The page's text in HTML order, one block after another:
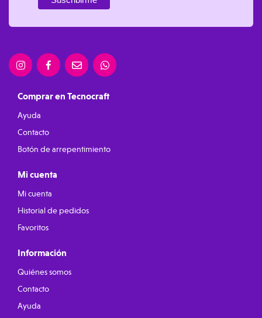
Comprar en Tecnocraft
Ayuda
Contacto
Botón de arrepentimiento
Mi cuenta
Mi cuenta
Historial de pedidos
Favoritos
Información
Quiénes somos
Contacto
Ayuda